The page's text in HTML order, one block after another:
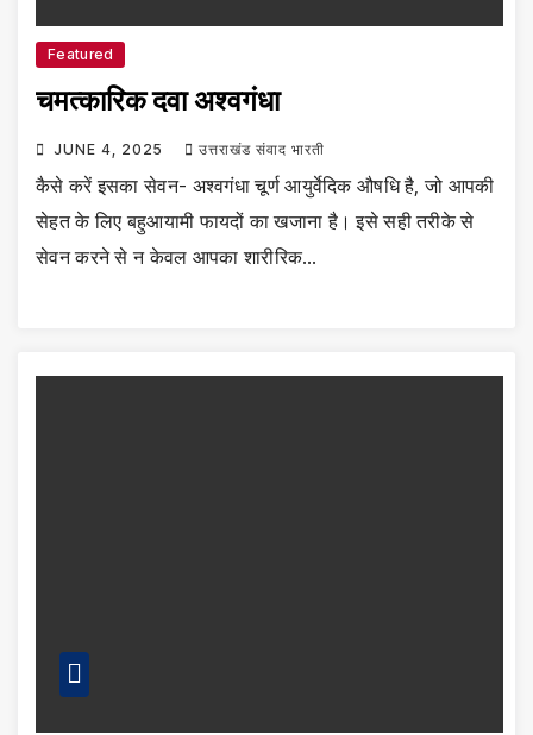
Featured
चमत्कारिक दवा अश्वगंधा
JUNE 4, 2025 उत्तराखंड संवाद भारती
कैसे करें इसका सेवन- अश्वगंधा चूर्ण आयुर्वेदिक औषधि है, जो आपकी
सेहत के लिए बहुआयामी फायदों का खजाना है। इसे सही तरीके से
सेवन करने से न केवल आपका शारीरिक…